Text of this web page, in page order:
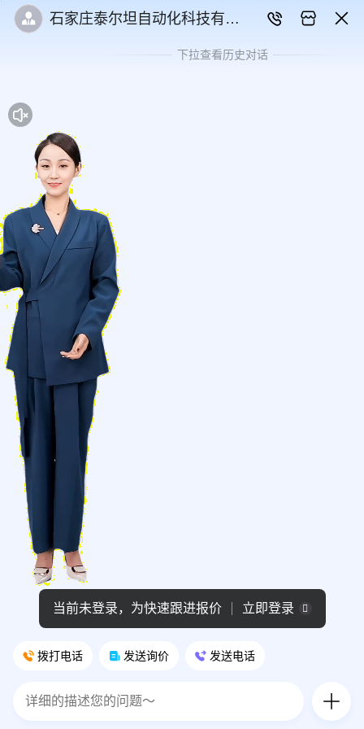
石家庄泰尔坦自动化科技有限
下拉查看历史对话
拨打电话 发送询价 发送电话
当前未登录，为快速跟进报价 立即登录